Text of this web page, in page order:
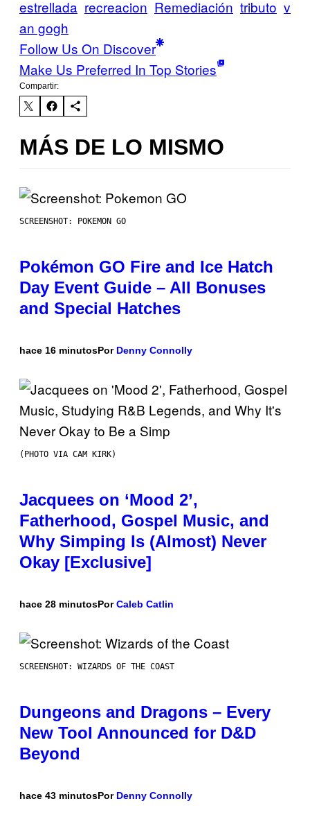
estrellada recreacion Remediación tributo v
an gogh
Follow Us On Discover
Make Us Preferred In Top Stories
Compartir:
MÁS DE LO MISMO
SCREENSHOT: POKEMON GO
Pokémon GO Fire and Ice Hatch
Day Event Guide – All Bonuses
and Special Hatches
hace 16 minutosPor Denny Connolly
(PHOTO VIA CAM KIRK)
Jacquees on ‘Mood 2’,
Fatherhood, Gospel Music, and
Why Simping Is (Almost) Never
Okay [Exclusive]
hace 28 minutosPorCaleb Catlin
SCREENSHOT: WIZARDS OF THE COAST
Dungeons and Dragons – Every
New Tool Announced for D&D
Beyond
hace 43 minutosPor Denny Connolly